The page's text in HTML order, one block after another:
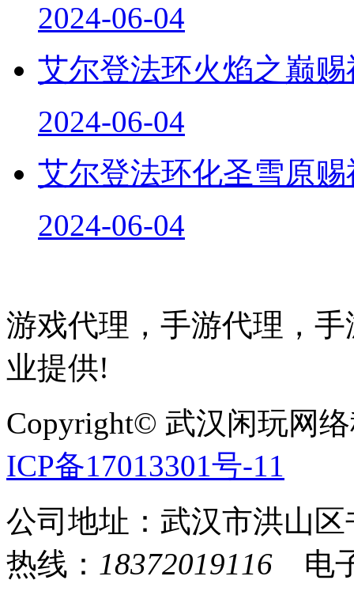
2024-06-04
艾尔登法环火焰之巅赐
2024-06-04
艾尔登法环化圣雪原赐
2024-06-04
游戏代理，手游代理，
业提供!
Copyright© 武汉闲玩
ICP备17013301号-11
公司地址：武汉市洪山
热线： 18372019116 电